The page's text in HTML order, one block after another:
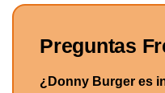
Preguntas
¿Donny Burger es